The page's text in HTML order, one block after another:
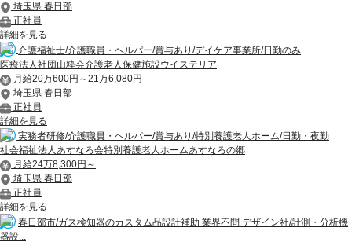
埼玉県 春日部
正社員
詳細を見る
介護福祉士/介護職員・ヘルパー/賞与あり/デイケア事業所/日勤のみ
医療法人社団山粋会介護老人保健施設ウイステリア
月給20万600円～21万6,080円
埼玉県 春日部
正社員
詳細を見る
実務者研修/介護職員・ヘルパー/賞与あり/特別養護老人ホーム/日勤・夜勤
社会福祉法人あすなろ会特別養護老人ホームあすなろの郷
月給24万8,300円～
埼玉県 春日部
正社員
詳細を見る
春日部市/ガス検知器のカスタム品設計補助 業界不問 デザイン社/計測・分析機
器設...